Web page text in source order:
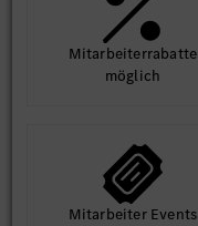
Mit­arbeiter­rabatte
möglich
Mit­arbeiter Events